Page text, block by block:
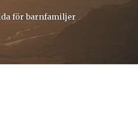
för barnfamiljer